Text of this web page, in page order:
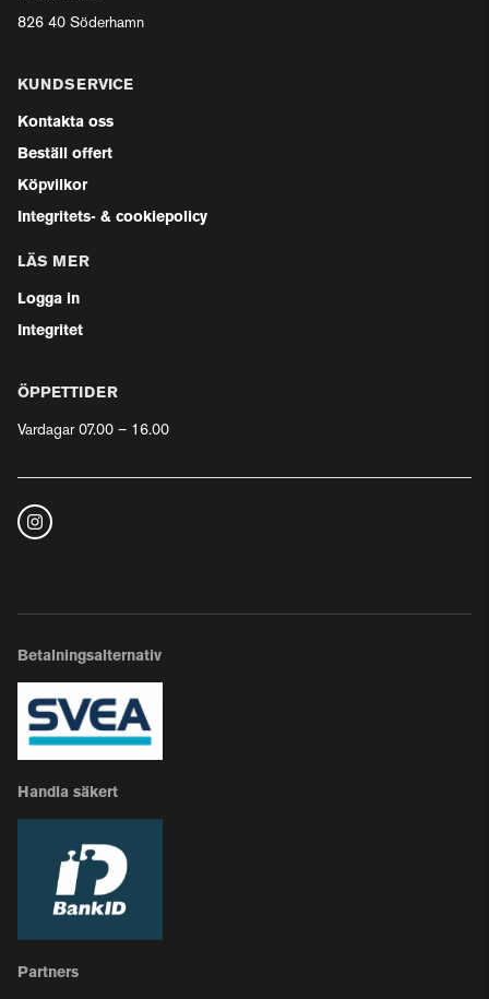
826 40 Söderhamn
KUNDSERVICE
Kontakta oss
Beställ offert
Köpvilkor
Integritets- & cookiepolicy
LÄS MER
Logga in
Integritet
ÖPPETTIDER
Vardagar 07.00 – 16.00
Betalningsalternativ
Handla säkert
Partners